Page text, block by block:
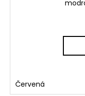
Červená